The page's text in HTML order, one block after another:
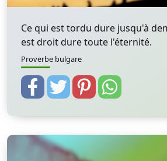
Ce qui est tordu dure jusqu'à
est droit dure toute l'éternité.
Proverbe bulgare